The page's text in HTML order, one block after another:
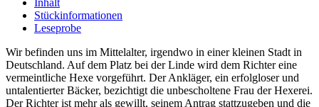
Stückinformationen
Leseprobe
Wir befinden uns im Mittelalter, irgendwo in einer kleinen Stadt in
Deutschland. Auf dem Platz bei der Linde wird dem Richter eine
vermeintliche Hexe vorgeführt. Der Ankläger, ein erfolgloser und
untalentierter Bäcker, bezichtigt die unbescholtene Frau der Hexerei.
Der Richter ist mehr als gewillt, seinem Antrag stattzugeben und die